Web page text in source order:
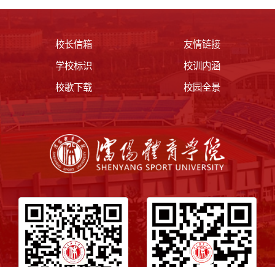
校长信箱 友情链接
学校标识 校训内涵
校歌下载 校园全景